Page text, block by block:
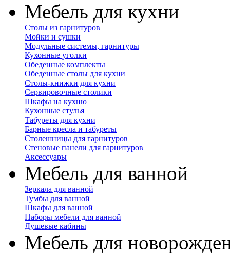
Мебель для кухни
Столы из гарнитуров
Мойки и сушки
Модульные системы, гарнитуры
Кухонные уголки
Обеденные комплекты
Обеденные столы для кухни
Столы-книжки для кухни
Сервировочные столики
Шкафы на кухню
Кухонные стулья
Табуреты для кухни
Барные кресла и табуреты
Столешницы для гарнитуров
Стеновые панели для гарнитуров
Аксессуары
Мебель для ванной
Зеркала для ванной
Тумбы для ванной
Шкафы для ванной
Наборы мебели для ванной
Душевые кабины
Мебель для